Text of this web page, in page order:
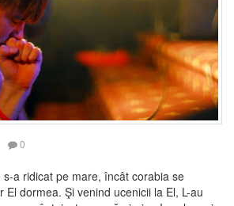
0
a ridicat pe mare, încât corabia se
El dormea. Şi venind ucenicii la El, L-au